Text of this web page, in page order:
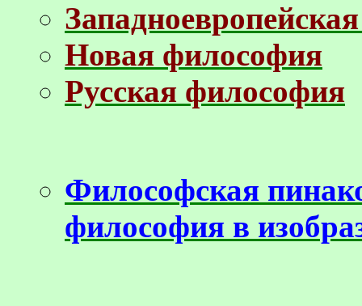
Новая философия
Русская философия
Философская
философия в